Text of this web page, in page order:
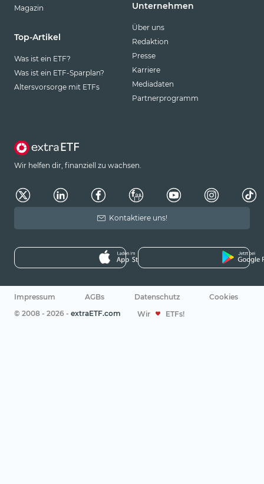
Magazin
Top-Artikel
Was ist ein ETF?
Was ist ein ETF-Sparplan?
Altersvorsorge mit ETFs
Unternehmen
Über uns
Redaktion
Presse
Karriere
Mediadaten
Partnerprogramm
Wir helfen dir, finanziell zu wachsen.
Kontaktiere uns!
Impressum AGBs Datenschutz
Cookies
© 2008 - 2026 - extraETF.com Wir ETFs!